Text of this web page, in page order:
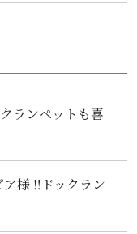
ランペットも喜
様 ‼️ドックラン